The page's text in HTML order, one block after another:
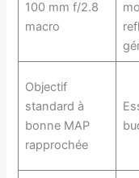
100 mm f/2.8
macro
Objectif
standard à
bonne MAP
rapprochée